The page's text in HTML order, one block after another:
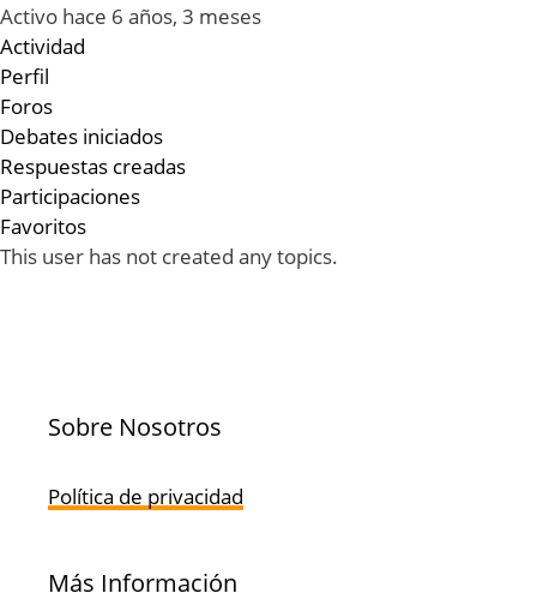
Activo hace 6 años, 3 meses
Actividad
Perfil
Foros
Debates iniciados
Respuestas creadas
Participaciones
Favoritos
This user has not created any topics.
Sobre Nosotros
Política de privacidad
Más Información